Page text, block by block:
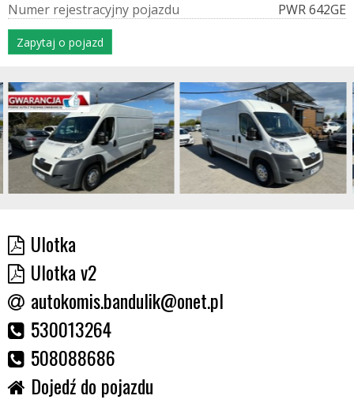
Numer rejestracyjny pojazdu PWR 642GE
Zapytaj o pojazd
Ulotka
Ulotka v2
autokomis.bandulik@onet.pl
530013264
508088686
Dojedź do pojazdu